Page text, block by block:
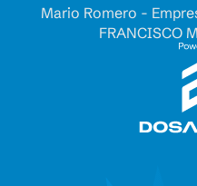
Mario Romero -
FRANCISCO